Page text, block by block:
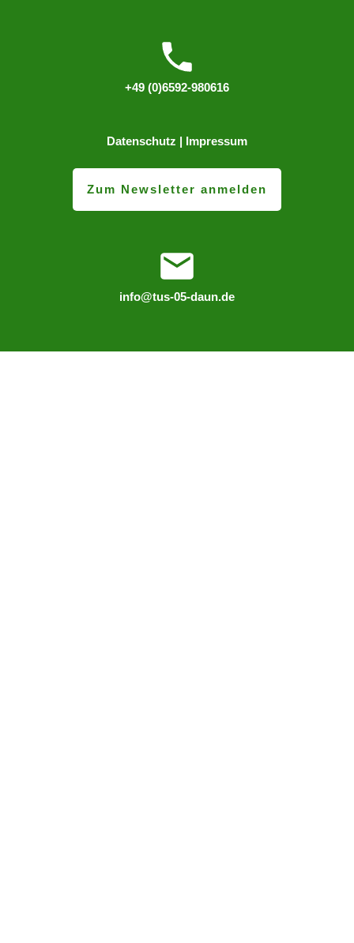
+49 (0)6592-980616
Datenschutz | Impressum
Zum Newsletter anmelden
info@tus-05-daun.de